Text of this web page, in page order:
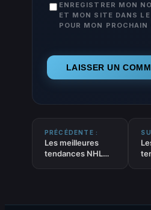
ENREGISTRER MON
ET MON SITE DANS LE
POUR MON
PRÉCÉDENTE :
Les meilleures
tendances NHL